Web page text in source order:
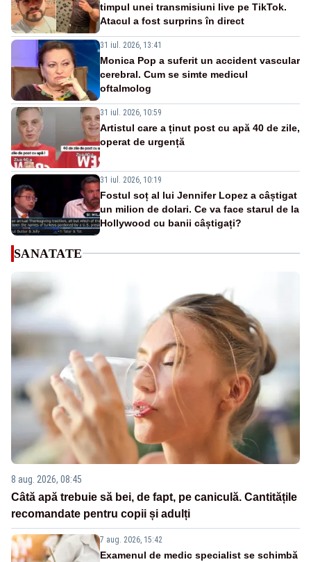
timpul unei transmisiuni live pe TikTok.
Atacul a fost surprins în direct
31 iul. 2026, 13:41
Monica Pop a suferit un accident vascular
cerebral. Cum se simte medicul
oftalmolog
31 iul. 2026, 10:59
Artistul care a ținut post cu apă 40 de zile,
operat de urgență
31 iul. 2026, 10:19
Fostul soț al lui Jennifer Lopez a câștigat
un milion de dolari. Ce va face starul de la
Hollywood cu banii câștigați?
SANATATE
8 aug. 2026, 08:45
Câtă apă trebuie să bei, de fapt, pe caniculă. Cantitățile
recomandate pentru copii și adulți
7 aug. 2026, 15:42
Examenul de medic specialist se schimbă